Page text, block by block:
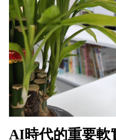
AI時代的重要軟